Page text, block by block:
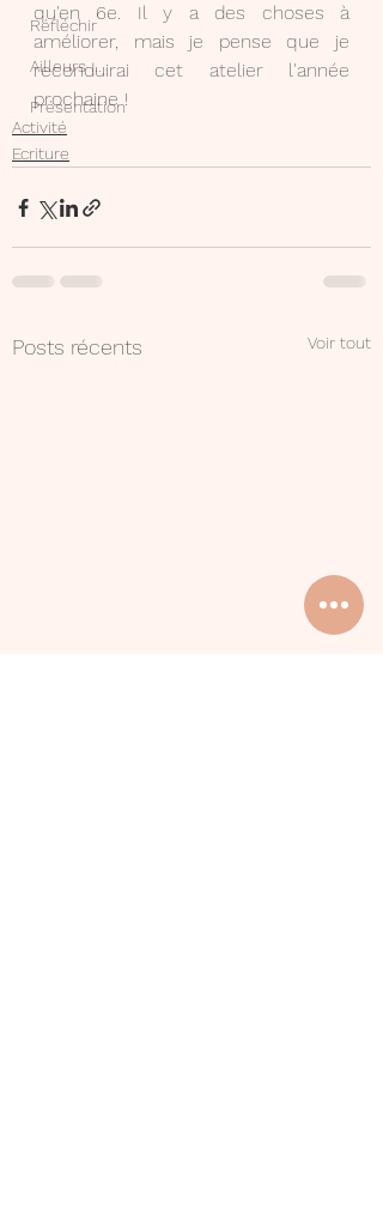
Réfléchir
Ailleurs ...
Présentation
qu'en 6e. Il y a des choses à
améliorer, mais je pense que je
reconduirai cet atelier l'année
prochaine !
Activité
Ecriture
Posts récents Voir tout